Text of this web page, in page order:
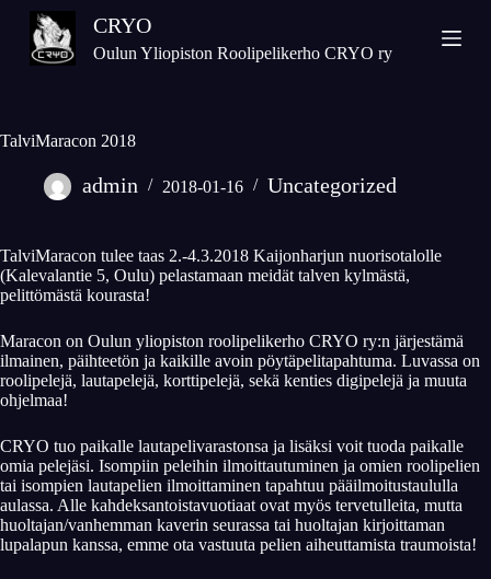
k
o
t
e
n
CRYO
Oulun Yliopiston Roolipelikerho CRYO ry
TalviMaracon 2018
admin 2018-01-16 Uncategorized
TalviMaracon tulee taas 2.-4.3.2018 Kaijonharjun nuorisotalolle
(Kalevalantie 5, Oulu) pelastamaan meidät talven kylmästä,
pelittömästä kourasta!
Maracon on Oulun yliopiston roolipelikerho CRYO ry:n järjestämä
ilmainen, päihteetön ja kaikille avoin pöytäpelitapahtuma. Luvassa on
roolipelejä, lautapelejä, korttipelejä, sekä kenties digipelejä ja muuta
ohjelmaa!
CRYO tuo paikalle lautapelivarastonsa ja lisäksi voit tuoda paikalle
omia pelejäsi. Isompiin peleihin ilmoittautuminen ja omien roolipelien
tai isompien lautapelien ilmoittaminen tapahtuu pääilmoitustaululla
aulassa. Alle kahdeksantoistavuotiaat ovat myös tervetulleita, mutta
huoltajan/vanhemman kaverin seurassa tai huoltajan kirjoittaman
lupalapun kanssa, emme ota vastuuta pelien aiheuttamista traumoista!